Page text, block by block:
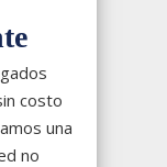
costo
una
no